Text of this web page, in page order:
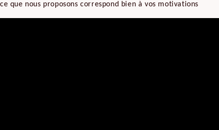
ce que nous proposons correspond bien à vos motivations